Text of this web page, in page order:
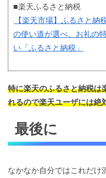
■楽天ふるさと納税
【楽天市場】ふるさと納
の使い道が選べ、お礼の
い「ふるさと納税」
特に楽天のふるさと納税は
れるので楽天ユーザには絶
最後に
なかなか自分ではこれだけ